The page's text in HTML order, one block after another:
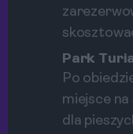
Park
Po
miejsce na
dla